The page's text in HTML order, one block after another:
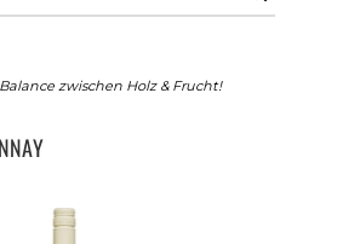
zwischen Holz & Frucht!